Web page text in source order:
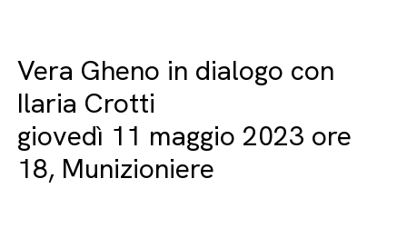
Vera Gheno in dialogo con
Ilaria Crotti
giovedì 11 maggio 2023 ore
18, Munizioniere